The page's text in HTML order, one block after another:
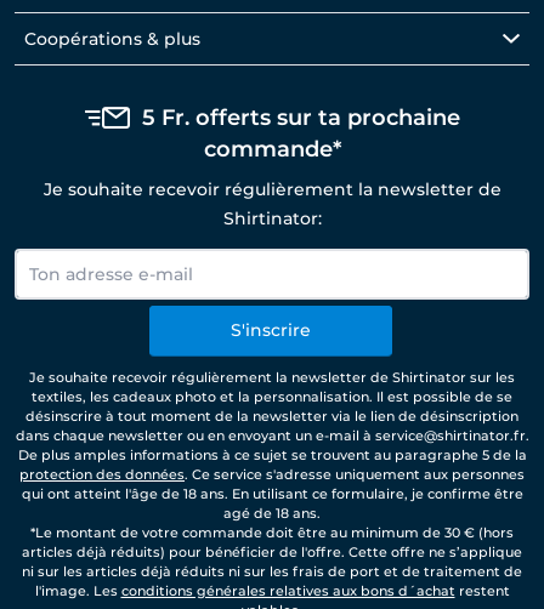
Coopérations & plus
5 Fr. offerts sur ta prochaine
commande*
Je souhaite recevoir régulièrement la newsletter de
Shirtinator:
S'inscrire
Je souhaite recevoir régulièrement la newsletter de Shirtinator sur les
textiles, les cadeaux photo et la personnalisation. Il est possible de se
désinscrire à tout moment de la newsletter via le lien de désinscription
dans chaque newsletter ou en envoyant un e-mail à service@shirtinator.fr.
De plus amples informations à ce sujet se trouvent au paragraphe 5 de la
protection des données. Ce service s'adresse uniquement aux personnes
qui ont atteint l'âge de 18 ans. En utilisant ce formulaire, je confirme être
agé de 18 ans.
*Le montant de votre commande doit être au minimum de 30 € (hors
articles déjà réduits) pour bénéficier de l'offre. Cette offre ne s’applique
ni sur les articles déjà réduits ni sur les frais de port et de traitement de
l'image. Les conditions générales relatives aux bons d´achatrestent